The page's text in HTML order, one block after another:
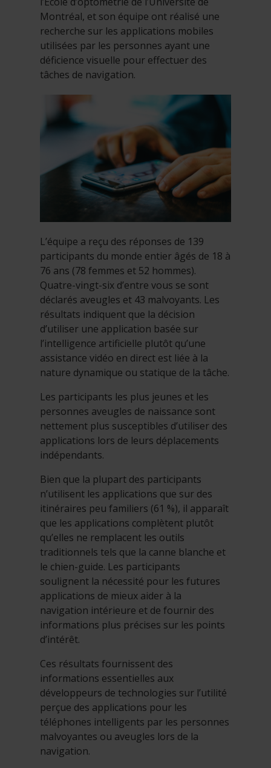
Montréal, et son équipe ont réalisé une
recherche sur les applications mobiles
utilisées par les personnes ayant une
déficience visuelle pour effectuer des
tâches de navigation.
L’équipe a reçu des réponses de 139
participants du monde entier âgés de 18 à
76 ans (78 femmes et 52 hommes).
Quatre-vingt-six d’entre vous se sont
déclarés aveugles et 43 malvoyants. Les
résultats indiquent que la décision
d’utiliser une application basée sur
l’intelligence artificielle plutôt qu’une
assistance vidéo en direct est liée à la
nature dynamique ou statique de la tâche.
Les participants les plus jeunes et les
personnes aveugles de naissance sont
nettement plus susceptibles d’utiliser des
applications lors de leurs déplacements
indépendants.
Bien que la plupart des participants
n’utilisent les applications que sur des
itinéraires peu familiers (61 %), il apparaît
que les applications complètent plutôt
qu’elles ne remplacent les outils
traditionnels tels que la canne blanche et
le chien-guide. Les participants
soulignent la nécessité pour les futures
applications de mieux aider à la
navigation intérieure et de fournir des
informations plus précises sur les points
d’intérêt.
Ces résultats fournissent des
informations essentielles aux
développeurs de technologies sur l’utilité
perçue des applications pour les
téléphones intelligents par les personnes
malvoyantes ou aveugles lors de la
navigation.